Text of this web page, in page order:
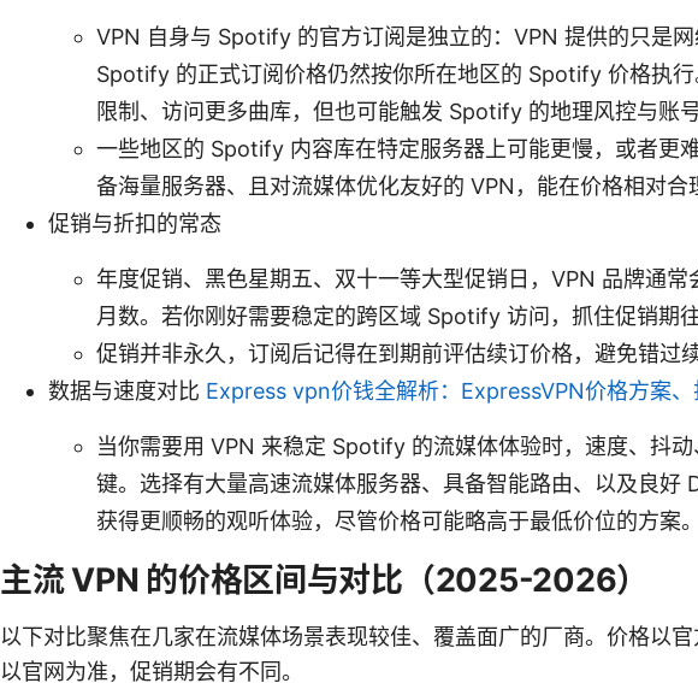
VPN 自身与 Spotify 的官方订阅是独立的：VPN 提供的只是网
Spotify 的正式订阅价格仍然按你所在地区的 Spotify 价格执
限制、访问更多曲库，但也可能触发 Spotify 的地理风控与账号
一些地区的 Spotify 内容库在特定服务器上可能更慢，或者更
备海量服务器、且对流媒体优化友好的 VPN，能在价格相对合
促销与折扣的常态
年度促销、黑色星期五、双十一等大型促销日，VPN 品牌通
月数。若你刚好需要稳定的跨区域 Spotify 访问，抓住促销期
促销并非永久，订阅后记得在到期前评估续订价格，避免错过
数据与速度对比 Express vpn价钱全解析：ExpressVPN价格方案
当你需要用 VPN 来稳定 Spotify 的流媒体体验时，速度、抖
键。选择有大量高速流媒体服务器、具备智能路由、以及良好
获得更顺畅的观听体验，尽管价格可能略高于最低价位的方案。
主流 VPN 的价格区间与对比（2025-2026）
以下对比聚焦在几家在流媒体场景表现较佳、覆盖面广的厂商。价格以
以官网为准，促销期会有不同。